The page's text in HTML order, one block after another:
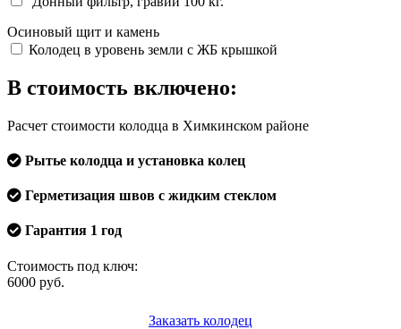
Осиновый щит и камень
Колодец в уровень земли с ЖБ крышкой
В стоимость включено:
Расчет стоимости колодца в Химкинском районе
Рытье колодца и установка колец
Герметизация швов с жидким стеклом
Гарантия 1 год
Стоимость под ключ:
6000 руб.
Заказать колодец